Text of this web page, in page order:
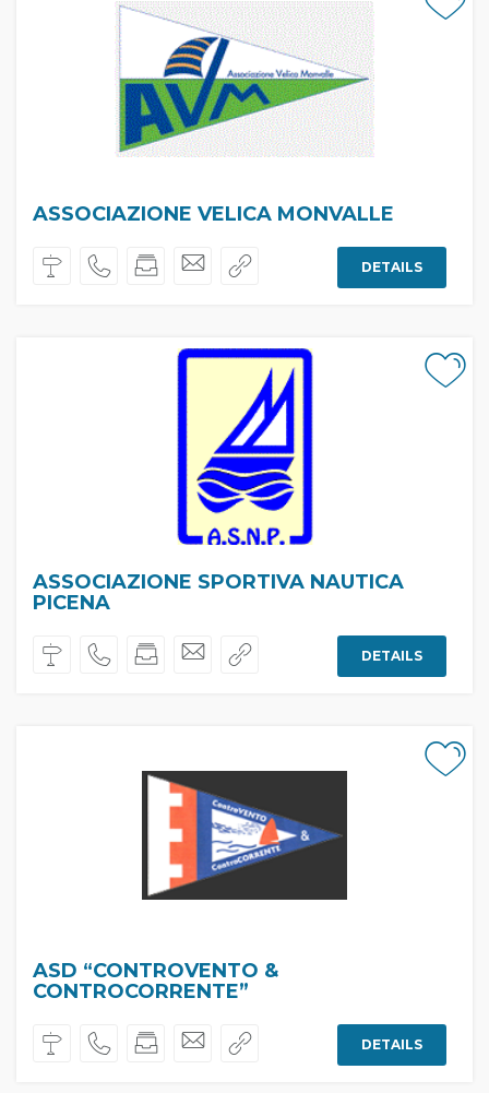
ASSOCIAZIONE VELICA MONVALLE
DETAILS
ASSOCIAZIONE SPORTIVA NAUTICA
PICENA
DETAILS
ASD “CONTROVENTO &
CONTROCORRENTE”
DETAILS